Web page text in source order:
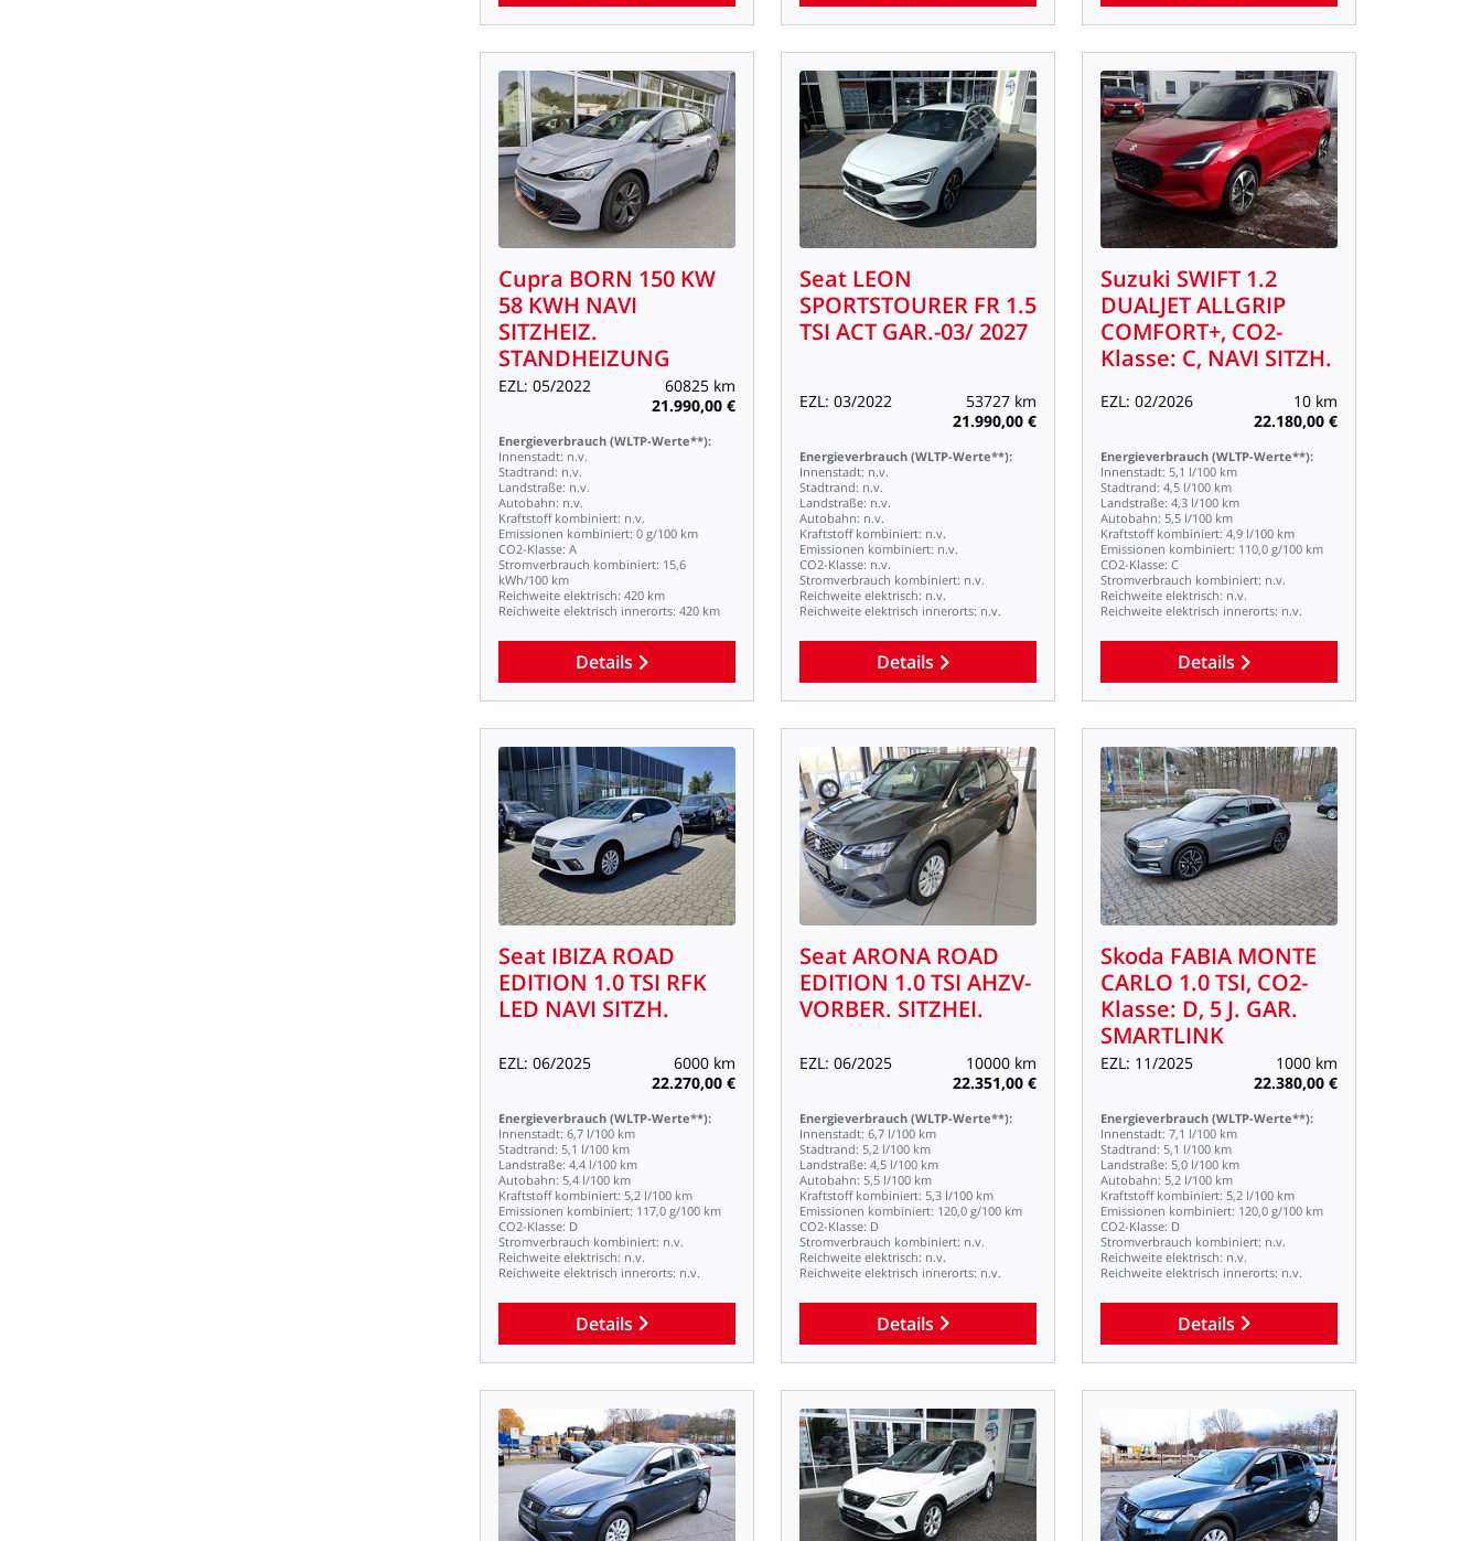
Cupra BORN 150 KW
58 KWH NAVI
SITZHEIZ.
STANDHEIZUNG
EZL: 05/2022 60825 km
21.990,00 €
Energieverbrauch (WLTP-Werte**):
Innenstadt: n.v.
Stadtrand: n.v.
Landstraße: n.v.
Autobahn: n.v.
Kraftstoff kombiniert: n.v.
Emissionen kombiniert: 0 g/100 km
CO2-Klasse: A
Stromverbrauch kombiniert: 15,6
kWh/100 km
Reichweite elektrisch: 420 km
Reichweite elektrisch innerorts: 420 km
Details
Seat LEON
SPORTSTOURER FR 1.5
TSI ACT GAR.-03/2027
EZL: 03/2022 53727 km
21.990,00 €
Energieverbrauch (WLTP-Werte**):
Innenstadt: n.v.
Stadtrand: n.v.
Landstraße: n.v.
Autobahn: n.v.
Kraftstoff kombiniert: n.v.
Emissionen kombiniert: n.v.
CO2-Klasse: n.v.
Stromverbrauch kombiniert: n.v.
Reichweite elektrisch: n.v.
Reichweite elektrisch innerorts: n.v.
Details
Suzuki SWIFT 1.2
DUALJETALLGRIP
COMFORT+, CO2-
Klasse: C, NAVI SITZH.
EZL: 02/2026 10 km
22.180,00 €
Energieverbrauch (WLTP-Werte**):
Innenstadt: 5,1 l/100 km
Stadtrand: 4,5 l/100 km
Landstraße: 4,3 l/100 km
Autobahn: 5,5 l/100 km
Kraftstoff kombiniert: 4,9 l/100 km
Emissionen kombiniert: 110,0 g/100 km
CO2-Klasse: C
Stromverbrauch kombiniert: n.v.
Reichweite elektrisch: n.v.
Reichweite elektrisch innerorts: n.v.
Details
Seat IBIZA ROAD
EDITION 1.0TSI RFK
LED NAVI SITZH.
EZL: 06/2025 6000 km
22.270,00 €
Energieverbrauch (WLTP-Werte**):
Innenstadt: 6,7 l/100 km
Stadtrand: 5,1 l/100 km
Landstraße: 4,4 l/100 km
Autobahn: 5,4 l/100 km
Kraftstoff kombiniert: 5,2 l/100 km
Emissionen kombiniert: 117,0 g/100 km
CO2-Klasse: D
Stromverbrauch kombiniert: n.v.
Reichweite elektrisch: n.v.
Reichweite elektrisch innerorts: n.v.
Details
SeatARONA ROAD
EDITION 1.0TSI AHZV-
VORBER. SITZHEI.
EZL: 06/2025 10000 km
22.351,00 €
Energieverbrauch (WLTP-Werte**):
Innenstadt: 6,7 l/100 km
Stadtrand: 5,2 l/100 km
Landstraße: 4,5 l/100 km
Autobahn: 5,5 l/100 km
Kraftstoff kombiniert: 5,3 l/100 km
Emissionen kombiniert: 120,0 g/100 km
CO2-Klasse: D
Stromverbrauch kombiniert: n.v.
Reichweite elektrisch: n.v.
Reichweite elektrisch innerorts: n.v.
Details
Skoda FABIA MONTE
CARLO 1.0TSI, CO2-
Klasse: D, 5 J. GAR.
SMARTLINK
EZL: 11/2025 1000 km
22.380,00 €
Energieverbrauch (WLTP-Werte**):
Innenstadt: 7,1 l/100 km
Stadtrand: 5,1 l/100 km
Landstraße: 5,0 l/100 km
Autobahn: 5,2 l/100 km
Kraftstoff kombiniert: 5,2 l/100 km
Emissionen kombiniert: 120,0 g/100 km
CO2-Klasse: D
Stromverbrauch kombiniert: n.v.
Reichweite elektrisch: n.v.
Reichweite elektrisch innerorts: n.v.
Details